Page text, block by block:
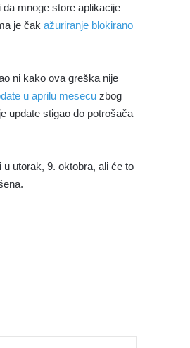
mnoge store aplikacije
je čak ažuriranje blokirano
ni kako ova greška nije
u aprilu mesecu zbog
update stigao do potrošača
utorak, 9. oktobra, ali će to